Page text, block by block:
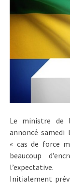
Le ministre de
annoncé
« cas de force
beaucoup
l’expectative.
Initialement